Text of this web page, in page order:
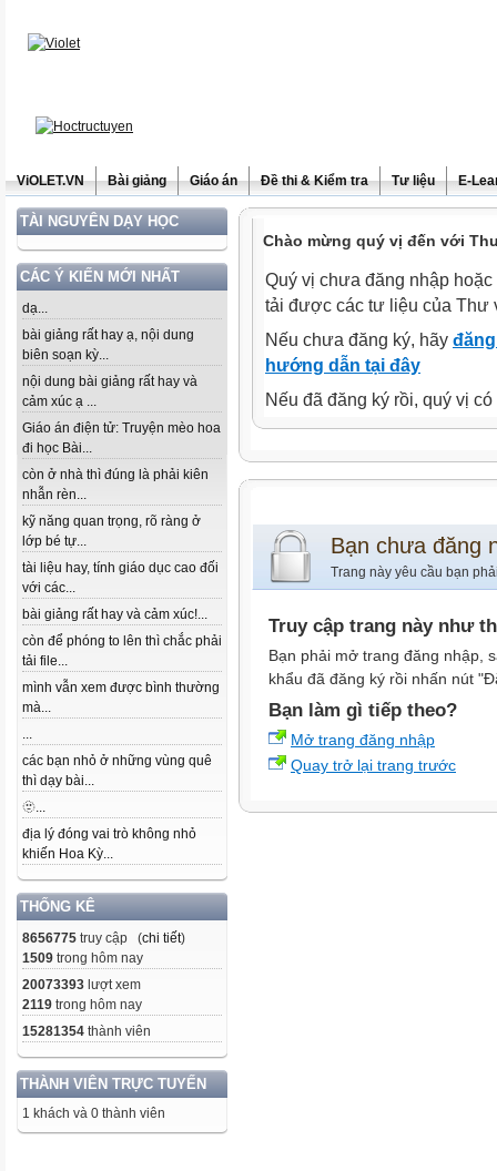
ViOLET.VN Bài giảng Giáo án Đề thi & Kiểm tra Tư liệu E-
TÀI NGUYÊN DẠY HỌC
CÁC Ý KIẾN MỚI NHẤT
dạ...
bài giảng rất hay ạ, nội dung
biên soạn kỳ...
nội dung bài giảng rất hay và
cảm xúc ạ ...
Giáo án điện tử: Truyện mèo hoa
đi học Bài...
còn ở nhà thì đúng là phải kiên
nhẫn rèn...
kỹ năng quan trọng, rõ ràng ở
lớp bé tự...
tài liệu hay, tính giáo dục cao đối
với các...
bài giảng rất hay và cảm xúc!...
còn để phóng to lên thì chắc phải
tải file...
mình vẫn xem được bình thường
mà...
...
các bạn nhỏ ở những vùng quê
thì dạy bài...
🫥...
địa lý đóng vai trò không nhỏ
khiến Hoa Kỳ...
THỐNG KÊ
8656775 truy cập (chi tiết)
1509 trong hôm nay
20073393 lượt xem
2119 trong hôm nay
15281354 thành viên
THÀNH VIÊN TRỰC TUYẾN
1 khách và 0 thành viên
Chào mừng quý vị đến với
Quý vị chưa đăng nhập
tải được các tư liệu của Thư
Nếu chưa đăng ký, hãy
hướng dẫn tại đây
Nếu đã đăng ký rồi, quý vị
Bạn chưa đăng
Trang này yêu cầu bạn
Truy cập trang này như
Bạn phải mở trang đăng nhập,
khẩu đã đăng ký rồi nhấn nút
Bạn làm gì tiếp theo?
Mở trang đăng nhập
Quay trở lại trang trước